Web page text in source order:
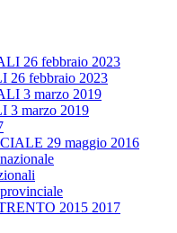
26 febbraio 2023
febbraio 2023
3 marzo 2019
marzo 2019
29 maggio 2016
2015 2017